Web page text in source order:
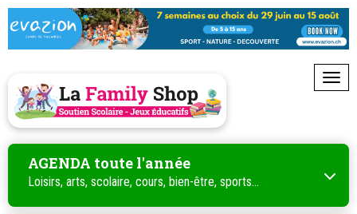
AGENDA toute l'année
Loisirs, arts, scolaire, cours, bien-être, sports...